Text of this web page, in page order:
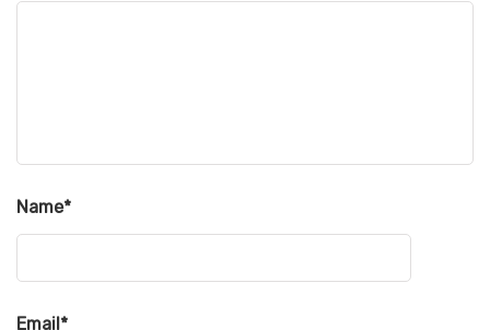
Name*
Email*